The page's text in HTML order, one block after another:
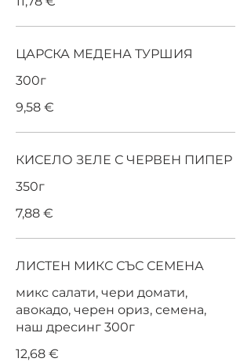
ЦАРСКА МЕДЕНА ТУРШИЯ
300г
9,58 €
КИСЕЛО ЗЕЛЕ С ЧЕРВЕН ПИПЕР
350г
7,88 €
ЛИСТЕН МИКС СЪС СЕМЕНА
микс салати, чери домати,
авокадо, черен ориз, семена,
наш дресинг 300г
12,68 €